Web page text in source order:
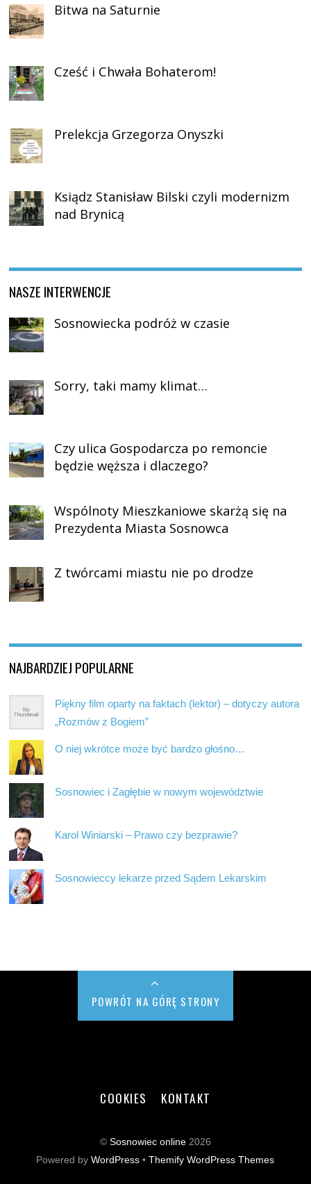
Bitwa na Saturnie
Cześć i Chwała Bohaterom!
Prelekcja Grzegorza Onyszki
Ksiądz Stanisław Bilski czyli modernizm
nad Brynicą
NASZE INTERWENCJE
Sosnowiecka podróż w czasie
Sorry, taki mamy klimat…
Czy ulica Gospodarcza po remoncie
będzie węższa i dlaczego?
Wspólnoty Mieszkaniowe skarżą się na
Prezydenta Miasta Sosnowca
Z twórcami miastu nie po drodze
NAJBARDZIEJ POPULARNE
Piękny film oparty na faktach (lektor) – dotyczy autora
„Rozmów z Bogiem”
O niej wkrótce może być bardzo głośno…
Sosnowiec i Zagłębie w nowym województwie
Karol Winiarski – Prawo czy bezprawie?
Sosnowieccy lekarze przed Sądem Lekarskim
POWRÓT NA GÓRĘ STRONY
COOKIES KONTAKT
© Sosnowiec online2026
Powered byWordPress •Themify WordPress Themes